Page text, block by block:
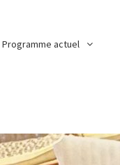
Programme actuel